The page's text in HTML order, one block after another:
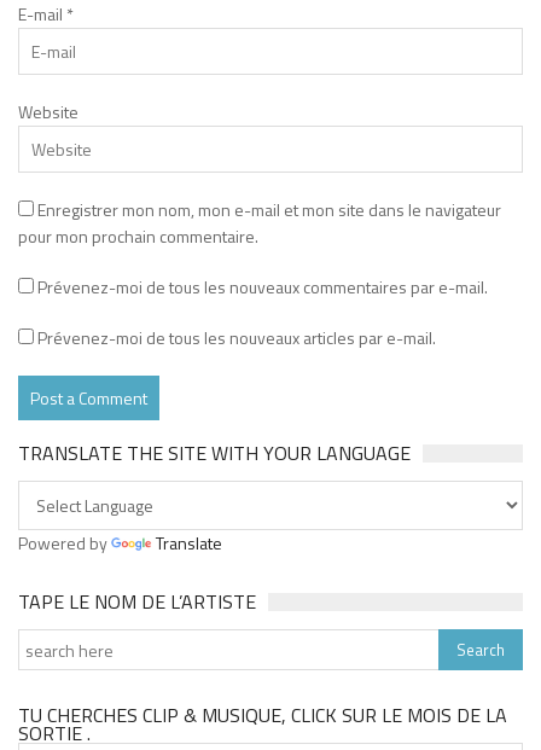
E-mail *
Website
Enregistrer mon nom, mon e-mail et mon site dans le navigateur
pour mon prochain commentaire.
Prévenez-moi de tous les nouveaux commentaires par e-mail.
Prévenez-moi de tous les nouveaux articles par e-mail.
TRANSLATE THE SITE WITH YOUR LANGUAGE
Powered by Translate
TAPE LE NOM DE L’ARTISTE
TU CHERCHES CLIP & MUSIQUE, CLICK SUR LE MOIS DE LA
SORTIE .